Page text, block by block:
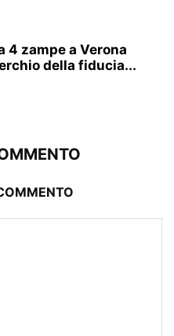
4 zampe a Verona
della fiducia...